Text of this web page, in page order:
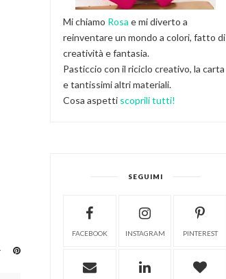
Mi chiamo Rosa e mi diverto a
reinventare un mondo a colori, fatto di
creatività e fantasia.
Pasticcio con il riciclo creativo, la carta
e tantissimi altri materiali.
Cosa aspetti scoprili tutti!
SEGUIMI
FACEBOOK INSTAGRAM PINTEREST